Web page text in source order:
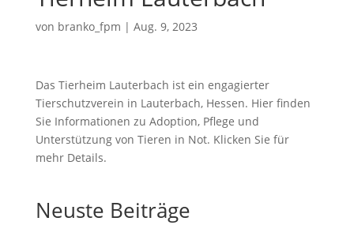
von branko_fpm | Aug. 9, 2023
Das Tierheim Lauterbach ist ein engagierter
Tierschutzverein in Lauterbach, Hessen. Hier finden
Sie Informationen zu Adoption, Pflege und
Unterstützung von Tieren in Not. Klicken Sie für
mehr Details.
Neuste Beiträge